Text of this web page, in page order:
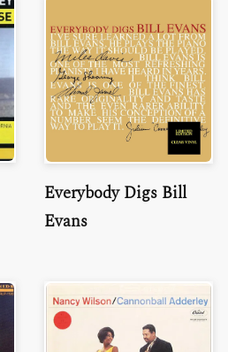
Everybody Digs Bill
Evans